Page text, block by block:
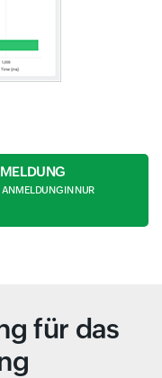
IN NUR
für das